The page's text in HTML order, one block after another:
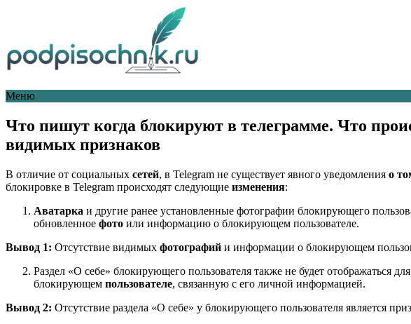
Меню
Что пишут когда блокируют в телеграмме. Что
видимых признаков
В отличие от социальных сетей, в Telegram не существует явного уведомления о
блокировке в Telegram происходят следующие изменения:
Аватарка и другие ранее установленные фотографии блокирующего
обновленное фото или информацию о блокирующем пользователе.
Вывод 1: Отсутствие видимых фотографий и информации о блокирующем
Раздел «О себе» блокирующего пользователя также не будет отображаться
блокирующем пользователе, связанную с его личной информацией.
Вывод 2: Отсутствие раздела «О себе» у блокирующего пользователя является